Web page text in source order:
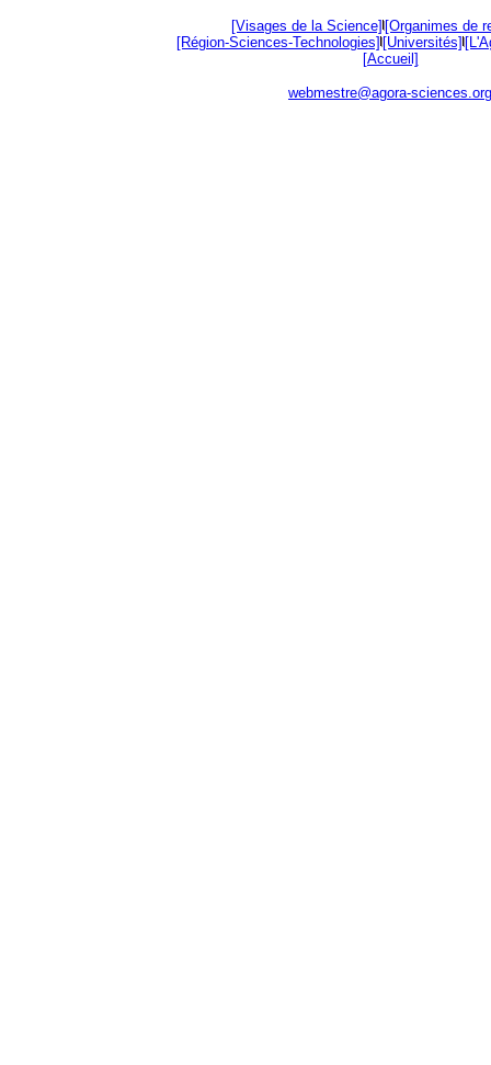
[Visages de la Science] [Organimes de
[Région-Sciences-Technologies] [Universités]
[Accueil]
webmestre@agora-sciences.org